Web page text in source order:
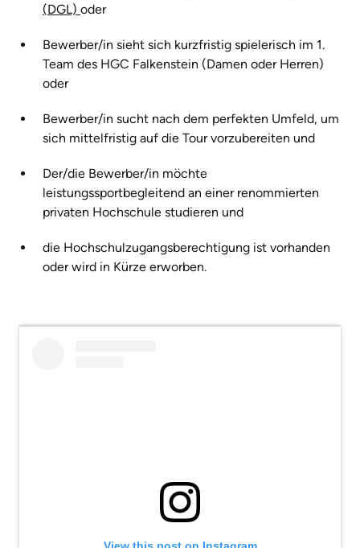
(DGL) oder
Bewerber/in sieht sich kurzfristig spielerisch im 1.
Team des HGC Falkenstein (Damen oder Herren)
oder
Bewerber/in sucht nach dem perfekten Umfeld, um
sich mittelfristig auf die Tour vorzubereiten und
Der/die Bewerber/in möchte
leistungssportbegleitend an einer renommierten
privaten Hochschule studieren und
die Hochschulzugangsberechtigung ist vorhanden
oder wird in Kürze erworben.